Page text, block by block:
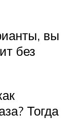
вы
без
Тогда